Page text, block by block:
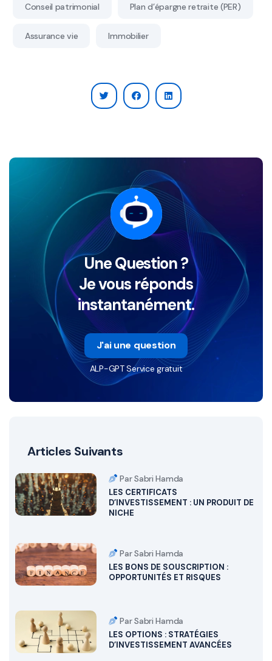
Conseil patrimonial Plan d’épargne retraite (PER)
Assurance vie Immobilier
Une Question ?
Je vous réponds
instantanément.
J'ai une question
ALP-GPT Service gratuit
Articles Suivants
Par Sabri Hamda
LES CERTIFICATS
D’INVESTISSEMENT : UN PRODUIT DE
NICHE
Par Sabri Hamda
LES BONS DE SOUSCRIPTION :
OPPORTUNITÉS ET RISQUES
Par Sabri Hamda
LES OPTIONS : STRATÉGIES
D’INVESTISSEMENT AVANCÉES